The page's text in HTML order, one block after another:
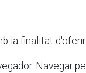
la finalitat
Navegar